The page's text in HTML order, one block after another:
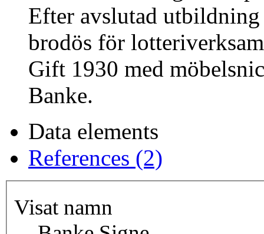
Efter avslutad
brodös för
Gift 1930 med
Banke.
Data elements
References (2)
Visat namn